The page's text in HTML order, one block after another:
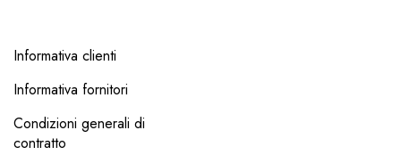
Informativa clienti
Informativa fornitori
Condizioni generali di
contratto